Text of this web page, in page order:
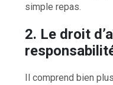
simple repas.
2. Le droit
Il comprend bien